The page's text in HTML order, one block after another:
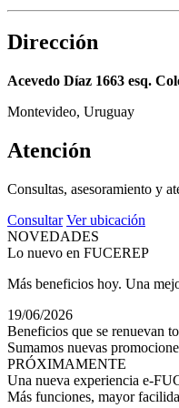
Dirección
Acevedo Díaz 1663 esq.
Montevideo, Uruguay
Atención
Consultas, asesoramiento y
Consultar Ver ubicación
NOVEDADES
Lo nuevo en FUCEREP
Más beneficios hoy. Una
19/06/2026
Beneficios que se renuevan
Sumamos nuevas
PRÓXIMAMENTE
Una nueva experiencia e-
Más funciones, mayor